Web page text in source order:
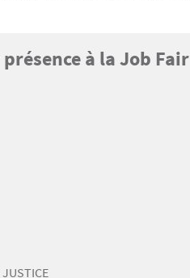
à la Job Fair
JUSTICE